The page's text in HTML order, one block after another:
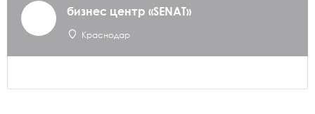
бизнес центр «SENAT»
Краснодар